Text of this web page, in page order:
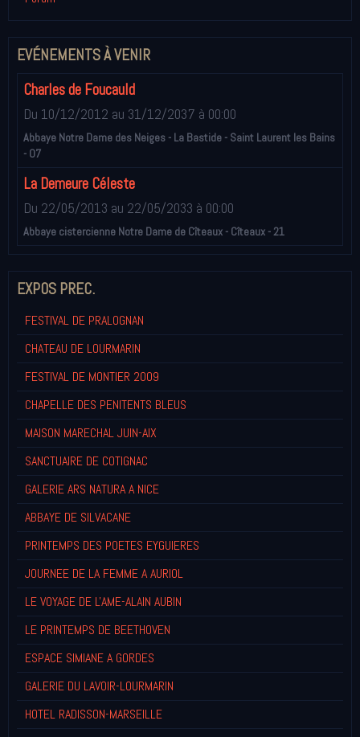
EVÉNEMENTS À VENIR
Charles de Foucauld
Du 10/12/2012 au 31/12/2037 à 00:00
Abbaye Notre Dame des Neiges - La Bastide - Saint Laurent les Bains
- 07
La Demeure Céleste
Du 22/05/2013 au 22/05/2033 à 00:00
Abbaye cistercienne Notre Dame de Cîteaux - Cîteaux - 21
EXPOS PREC.
FESTIVAL DE PRALOGNAN
CHATEAU DE LOURMARIN
FESTIVAL DE MONTIER 2009
CHAPELLE DES PENITENTS BLEUS
MAISON MARECHAL JUIN-AIX
SANCTUAIRE DE COTIGNAC
GALERIE ARS NATURA A NICE
ABBAYE DE SILVACANE
PRINTEMPS DES POETES EYGUIERES
JOURNEE DE LA FEMME A AURIOL
LE VOYAGE DE L'AME-ALAIN AUBIN
LE PRINTEMPS DE BEETHOVEN
ESPACE SIMIANE A GORDES
GALERIE DU LAVOIR-LOURMARIN
HOTEL RADISSON-MARSEILLE